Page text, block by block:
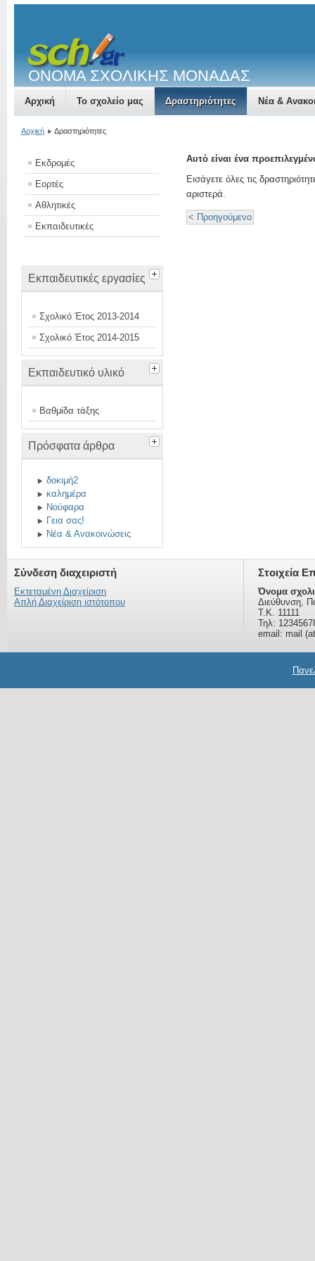
ΟΝΟΜΑ ΣΧΟΛΙΚΗΣ ΜΟΝΑΔΑΣ
Αρχική Το σχολείο μας Δραστηριότητες Νέα &
Αρχική Δραστηριότητες
Εκδρομές
Εορτές
Αθλητικές
Εκπαιδευτικές
Εκπαιδευτικές εργασίες
Σχολικό Έτος 2013-2014
Σχολικό Έτος 2014-2015
Εκπαιδευτικό υλικό
Βαθμίδα τάξης
Πρόσφατα άρθρα
δοκιμή2
καλημέρα
Νούφαρα
Γεια σας!
Νέα & Ανακοινώσεις
Αυτό είναι ένα
Εισάγετε όλες τις
αριστερά.
< Προηγούμενο
Σύνδεση διαχειριστή
Εκτεταμένη Διαχείριση
Απλή Διαχείριση ιστότοπου
Στοιχεία
Όνομα
Διεύθυνση,
Τ.Κ. 11111
Τηλ:
email: mail